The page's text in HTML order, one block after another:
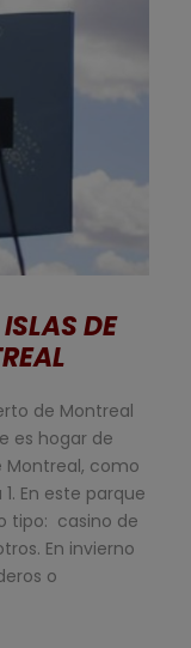
DE
de Montreal
es hogar de
Montreal, como
En este parque
tipo: casino de
En invierno
o